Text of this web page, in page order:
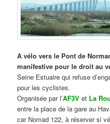
A vélo vers le Pont de
manifestive pour le droit au
Seine Estuaire qui refuse
pour les cyclistes.
Organisée par l’AF3V et La
entre la place de la gare au
car Nomad 122, à réserver si